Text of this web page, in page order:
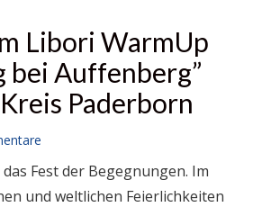
Libori WarmUp
bei Auffenberg”
Paderborn
Fest der Begegnungen. Im
und weltlichen Feierlichkeiten